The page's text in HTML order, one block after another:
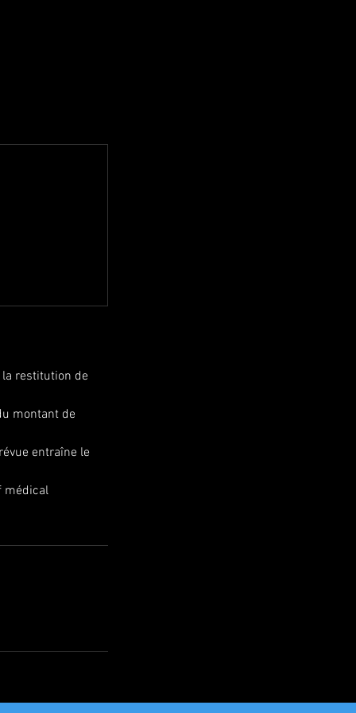
restitution de
montant de
entraîne le
médical